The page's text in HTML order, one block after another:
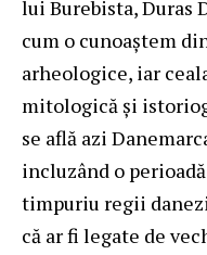
lui Burebista, Duras
cum o cunoaștem
arheologice, iar
mitologică și
se află azi
incluzând o
timpuriu regii
că ar fi legate de